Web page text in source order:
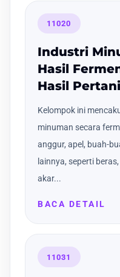
11020
Industri
Hasil
Hasil
Kelompok ini
minuman secara
anggur, apel, buah-
lainnya, seperti
akar...
BACA DETAIL
11031